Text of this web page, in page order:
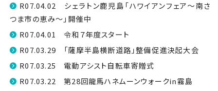
R07.04.02 シェラトン鹿児島「ハワイアンフェア〜南さ
つま市の恵み〜」開催中
R07.04.01 令和７年度スタート
R07.03.29 「薩摩半島横断道路」整備促進決起大会
R07.03.25 電動アシスト自転車寄贈式
R07.03.22 第28回龍馬ハネムーンウォークin霧島